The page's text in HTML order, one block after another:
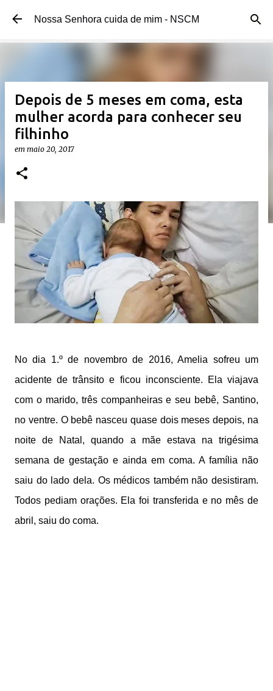
Pular para o conteúdo principal
Nossa Senhora cuida de mim - NSCM
Depois de 5 meses em coma, esta
mulher acorda para conhecer seu
filhinho
em maio 20, 2017
No dia 1.º de novembro de 2016, Amelia sofreu um
acidente de trânsito e ficou inconsciente. Ela viajava
com o marido, três companheiras e seu bebê, Santino,
no ventre. O bebê nasceu quase dois meses depois, na
noite de Natal, quando a mãe estava na trigésima
semana de gestação e ainda em coma. A família não
saiu do lado dela. Os médicos também não desistiram.
Todos pediam orações. Ela foi transferida e no mês de
abril, saiu do coma.